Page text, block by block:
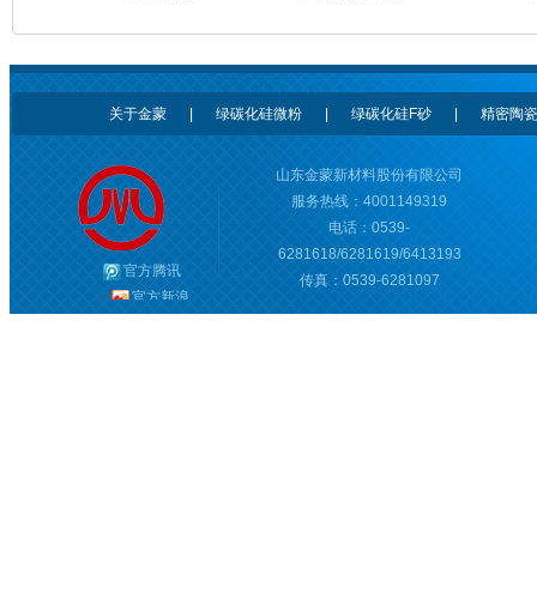
关于金蒙 绿碳化硅微粉 绿碳化硅F砂 精密陶
官方腾讯
官方新浪
山东金蒙新材料股份有限公司
服务热线：4001149319
电话：0539-
6281618/6281619/6413193
传真：0539-6281097